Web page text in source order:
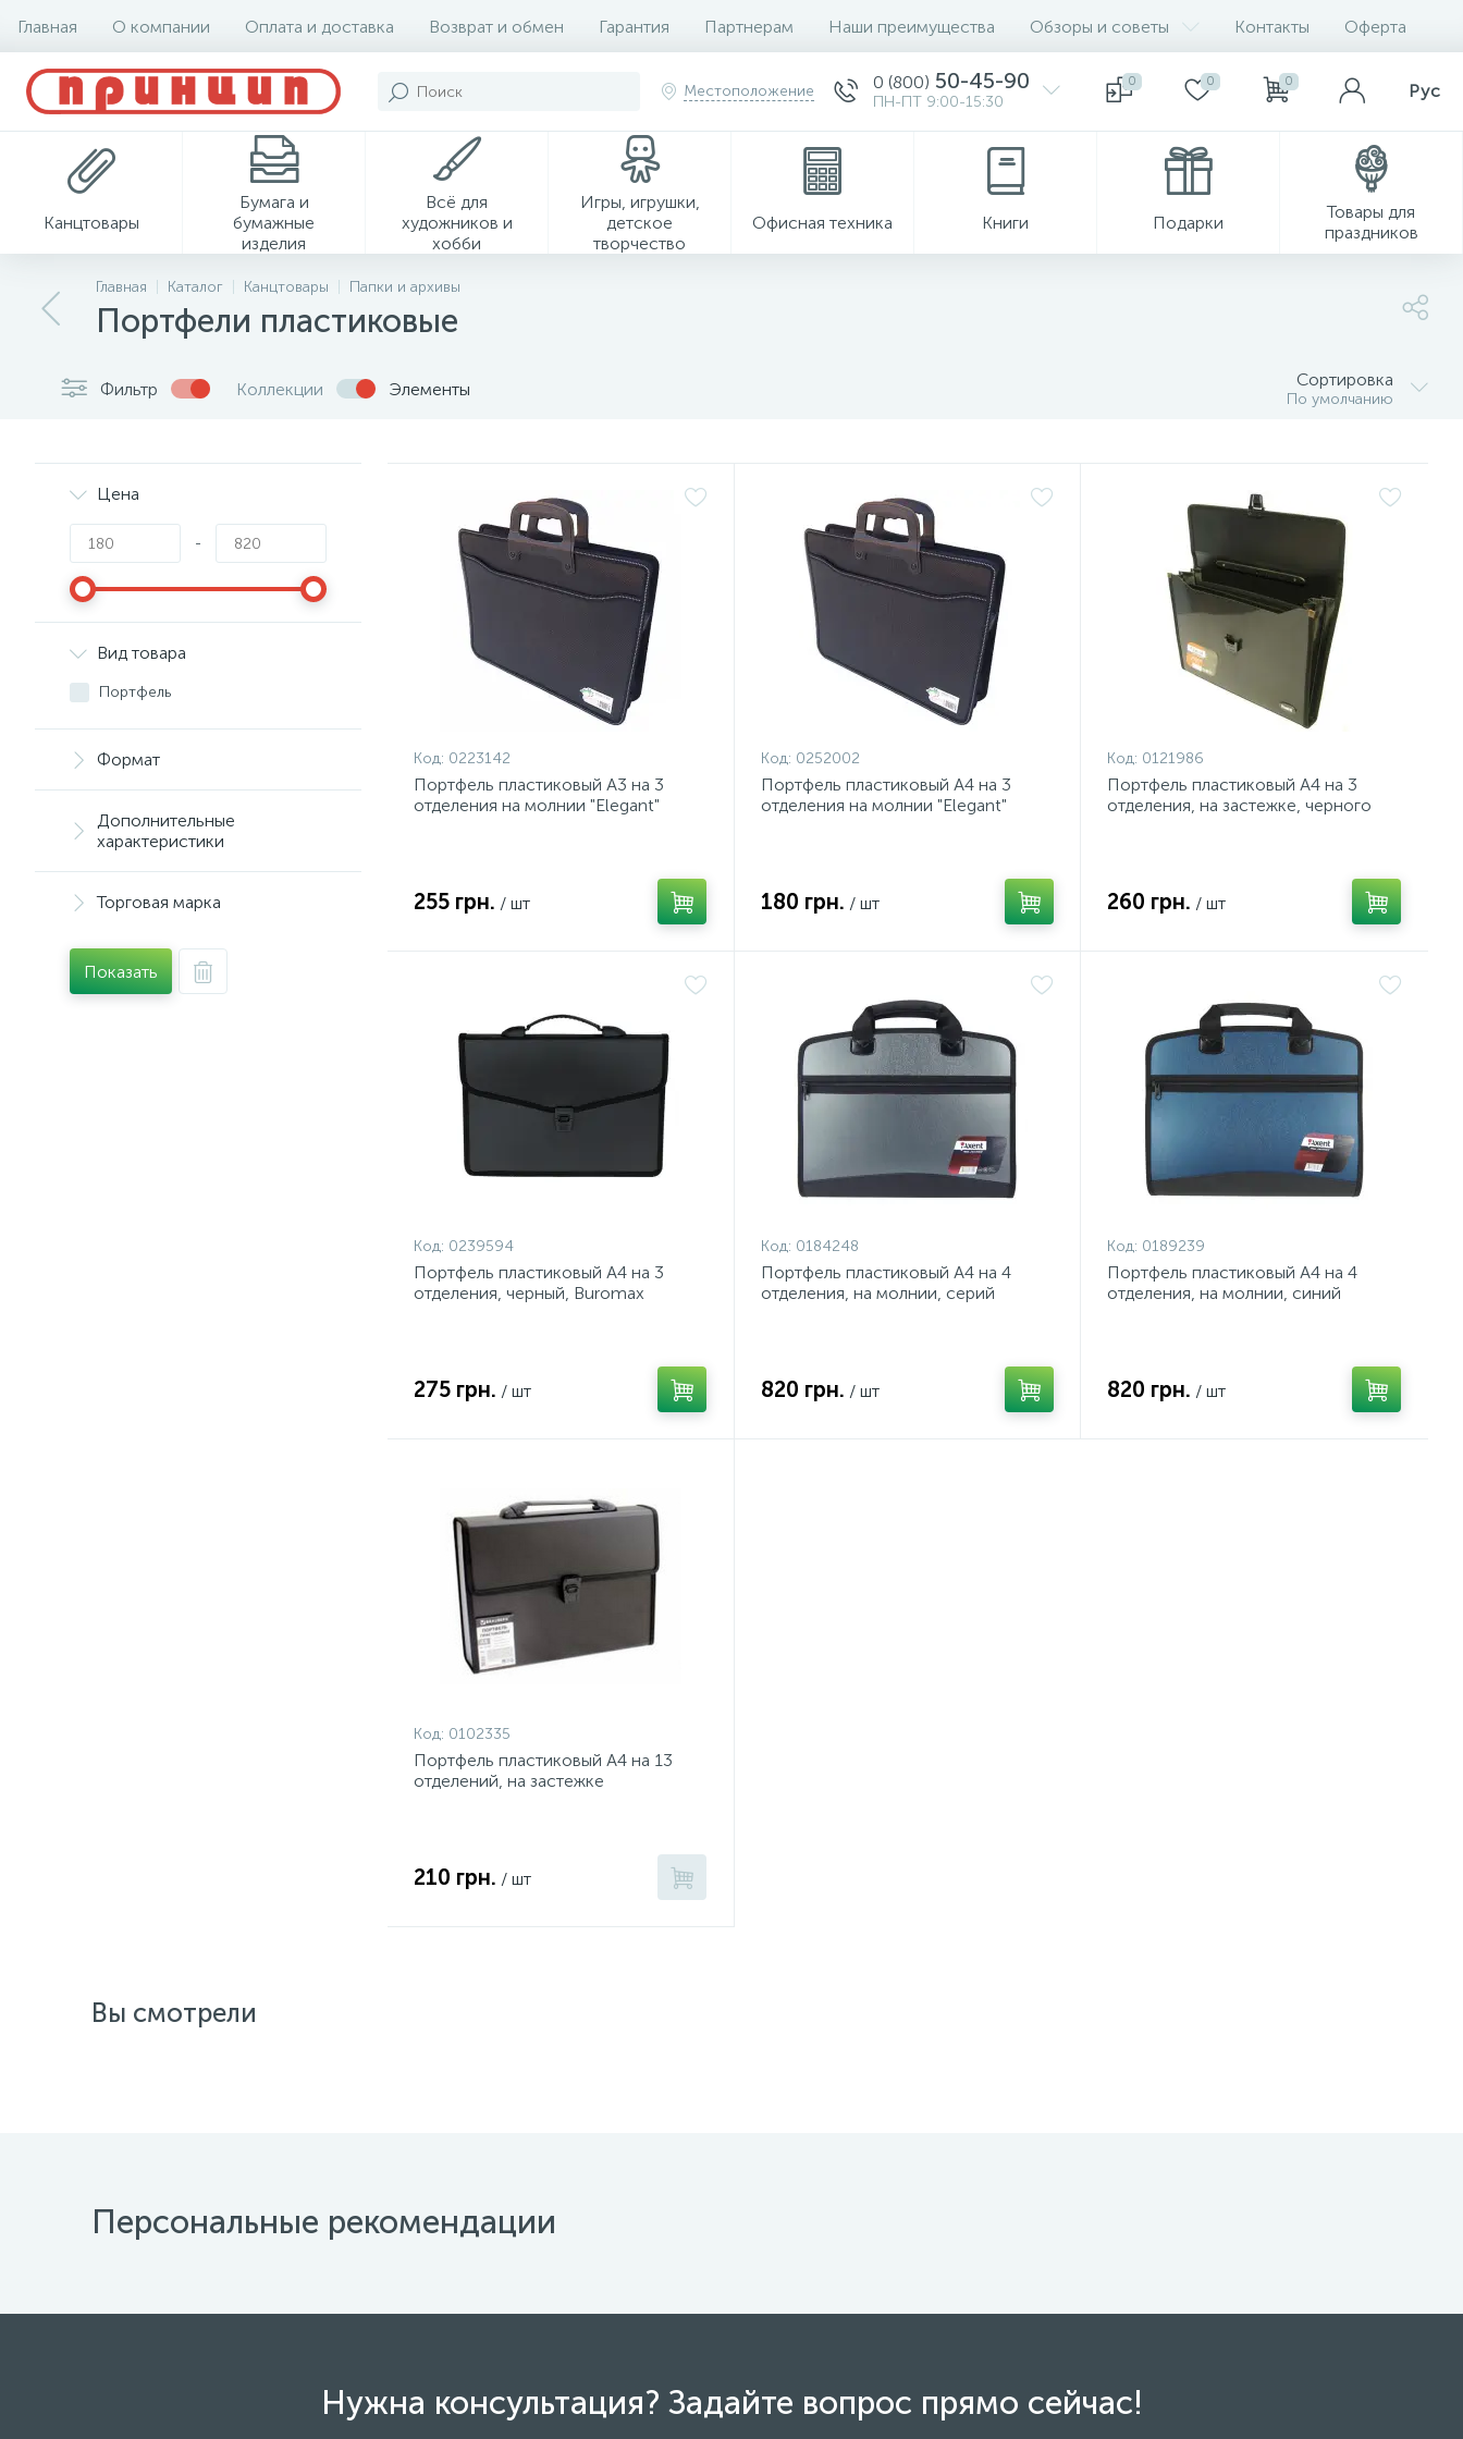
Главная О компании Оплата и доставка Возврат и обмен Гарантия Партнерам Наши преимущества Обзоры и советы Контакты Оферта
Местоположение 0 (800) 50-45-90
ПН-ПТ 9:00-15:30
0 0 0 Рус
Канцтовары
Бумага и
бумажные
изделия
Всё для
художников и
хобби
Игры, игрушки,
детское
творчество
Офисная техника Книги Подарки
Товары для
праздников
Главная Каталог Канцтовары Папки и архивы
Портфели пластиковые
Фильтр Коллекции Элементы Сортировка
По умолчанию
Цена
-
Вид товара
Портфель
Формат
Дополнительные
характеристики
Торговая марка
Показать
Код: 0223142
Портфель пластиковый А3 на 3
отделения на молнии "Elegant"
255 грн. / шт
Код: 0252002
Портфель пластиковый А4 на 3
отделения на молнии "Elegant"
180 грн. / шт
Код: 0121986
Портфель пластиковый А4 на 3
отделения, на застежке, черного
260 грн. / шт
Код: 0239594
Портфель пластиковый А4 на 3
отделения, черный, Buromax
275 грн. / шт
Код: 0184248
Портфель пластиковый А4 на 4
отделения, на молнии, серий
820 грн. / шт
Код: 0189239
Портфель пластиковый А4 на 4
отделения, на молнии, синий
820 грн. / шт
Код: 0102335
Портфель пластиковый А4 на 13
отделений, на застежке
210 грн. / шт
Вы смотрели
Персональные рекомендации
Нужна консультация? Задайте вопрос прямо сейчас!